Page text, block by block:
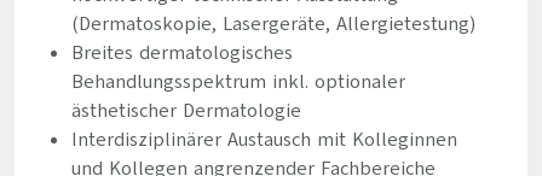
(Dermatoskopie, Lasergeräte, Allergietestung)
Breites dermatologisches
Behandlungsspektrum inkl. optionaler
ästhetischer Dermatologie
Interdisziplinärer Austausch mit Kolleginnen
und Kollegen angrenzender Fachbereiche